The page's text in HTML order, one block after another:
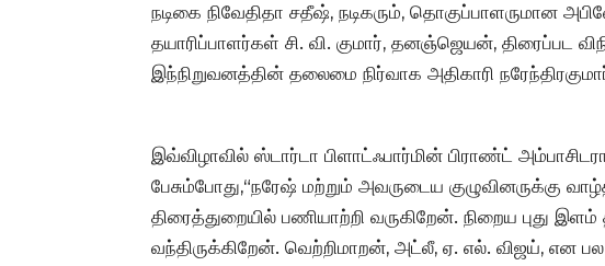
நடிகை நிவேதிதா சதீஷ், நடிகரும், தொகுப்பாளருமான
தயாரிப்பாளர்கள் சி. வி. குமார், தனஞ்ஜெயன், திரைப்பட
இந்நிறுவனத்தின் தலைமை நிர்வாக அதிகாரி
இவ்விழாவில் ஸ்டார்டா பிளாட்ஃபார்மின் பிராண்ட்
பேசும்போது,“நரேஷ் மற்றும் அவருடைய குழுவினருக்கு
திரைத்துறையில் பணியாற்றி வருகிறேன். நிறைய புது
வந்திருக்கிறேன். வெற்றிமாறன், அட்லீ, ஏ. எல். விஜய், என